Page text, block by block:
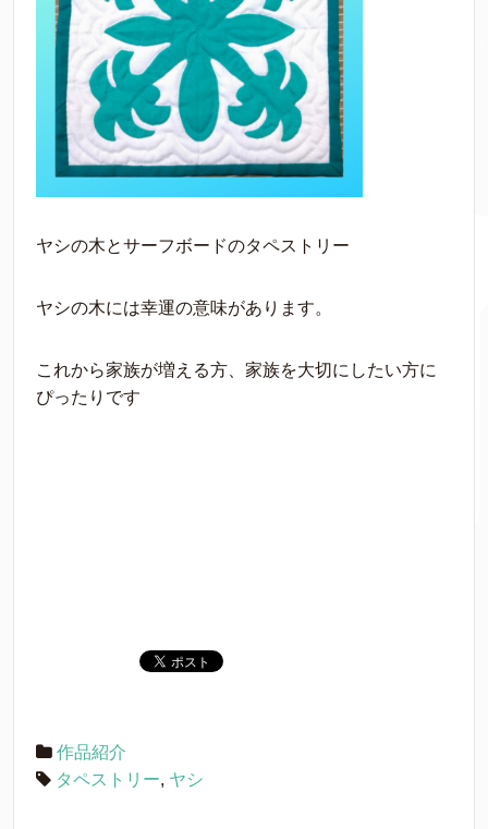
ヤシの木とサーフボードのタペストリー
ヤシの木には幸運の意味があります。
これから家族が増える方、家族を大切にしたい方に
ぴったりです
作品紹介
タペストリー, ヤシ